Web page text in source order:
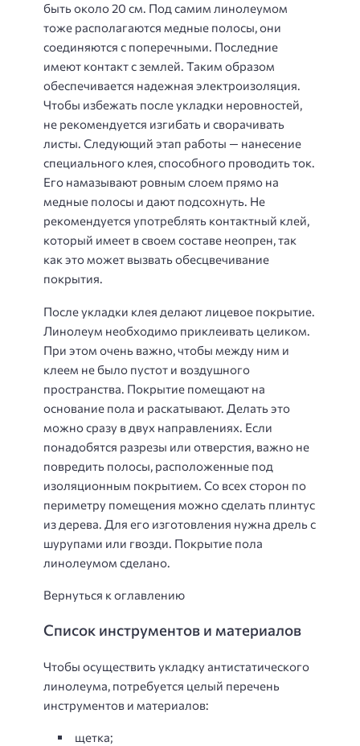
быть около 20 см. Под самим линолеумом
тоже располагаются медные полосы, они
соединяются с поперечными. Последние
имеют контакт с землей. Таким образом
обеспечивается надежная электроизоляция.
Чтобы избежать после укладки неровностей,
не рекомендуется изгибать и сворачивать
листы. Следующий этап работы — нанесение
специального клея, способного проводить ток.
Его намазывают ровным слоем прямо на
медные полосы и дают подсохнуть. Не
рекомендуется употреблять контактный клей,
который имеет в своем составе неопрен, так
как это может вызвать обесцвечивание
покрытия.
После укладки клея делают лицевое покрытие.
Линолеум необходимо приклеивать целиком.
При этом очень важно, чтобы между ним и
клеем не было пустот и воздушного
пространства. Покрытие помещают на
основание пола и раскатывают. Делать это
можно сразу в двух направлениях. Если
понадобятся разрезы или отверстия, важно не
повредить полосы, расположенные под
изоляционным покрытием. Со всех сторон по
периметру помещения можно сделать плинтус
из дерева. Для его изготовления нужна дрель с
шурупами или гвозди. Покрытие пола
линолеумом сделано.
Вернуться к оглавлению
Список инструментов и материалов
Чтобы осуществить укладку антистатического
линолеума, потребуется целый перечень
инструментов и материалов:
щетка;